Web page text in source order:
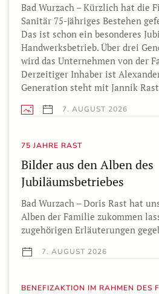
Bad Wurzach – Kürzlich hat die
Sanitär 75-jähriges Bestehen
Das ist schon ein besonderes
Handwerksbetrieb. Über drei
wird das Unternehmen von der
Derzeitiger Inhaber ist
Generation steht mit Jannik
7. AUGUST 2026
75 JAHRE RAST
Bilder aus den Alben des
Jubiläumsbetriebes
Bad Wurzach – Doris Rast hat
Alben der Familie zukommen
zugehörigen Erläuterungen
7. AUGUST 2026
BENEFIZAKTION IM RAHMEN DES